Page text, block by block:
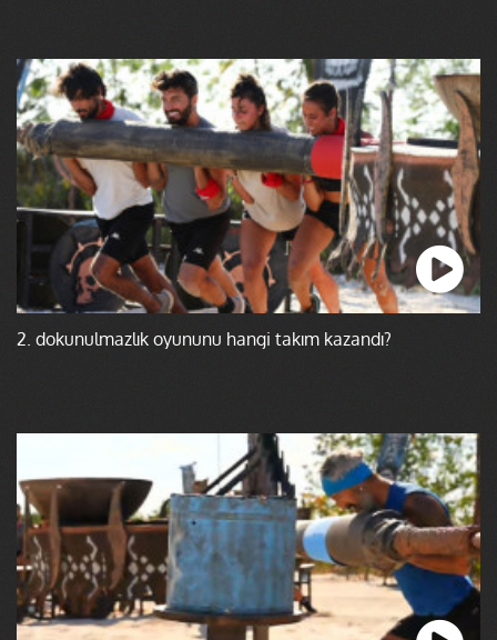
2. dokunulmazlık oyununu hangi takım kazandı?